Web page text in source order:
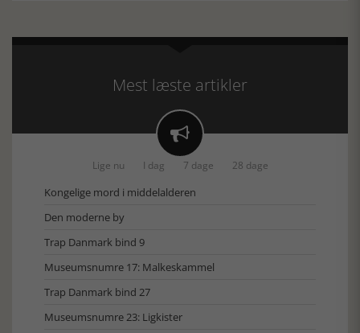
Mest læste artikler

Lige nu I dag 7 dage 28 dage
Kongelige mord i middelalderen
Den moderne by
Trap Danmark bind 9
Museumsnumre 17: Malkeskammel
Trap Danmark bind 27
Museumsnumre 23: Ligkister